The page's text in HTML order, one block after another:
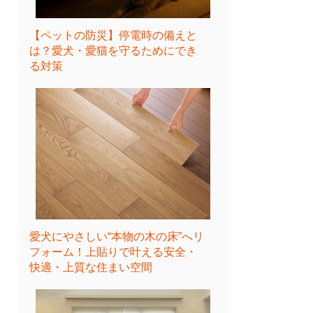
【ペットの防災】停電時の備えと
は？愛犬・愛猫を守るためにでき
る対策
愛犬にやさしい“本物の木の床”へリ
フォーム！上貼りで叶える安全・
快適・上質な住まい空間